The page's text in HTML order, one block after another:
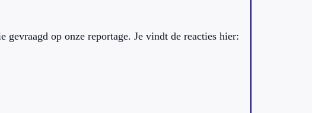
gevraagd op onze reportage. Je vindt de reacties hier: